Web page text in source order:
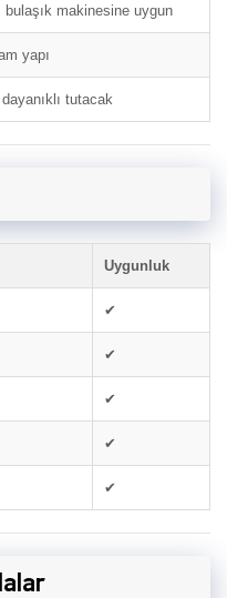
makinesine uygun
yapı
tutacak
Uygunluk
✔
✔
✔
✔
✔